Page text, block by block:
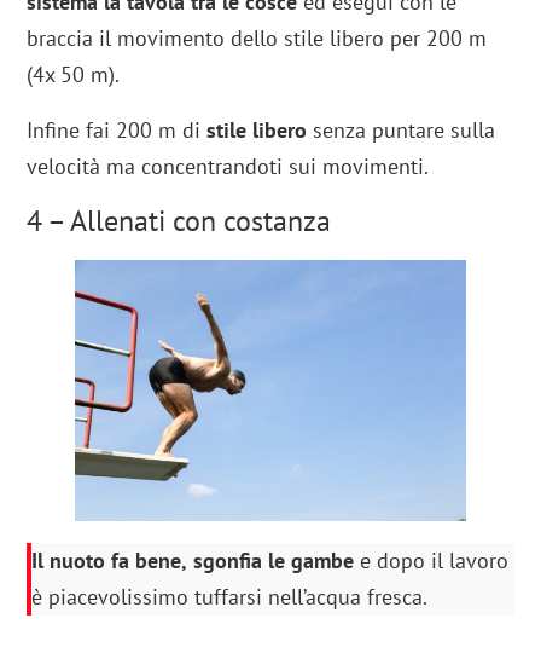
braccia il movimento dello stile libero per 200 m
(4x 50 m).
Infine fai 200 m distile libero senza puntare sulla
velocità ma concentrandoti sui movimenti.
4 – Allenati con costanza
Il nuoto fa bene, sgonfia le gambe e dopo il lavoro
è piacevolissimo tuffarsi nell’acqua fresca.